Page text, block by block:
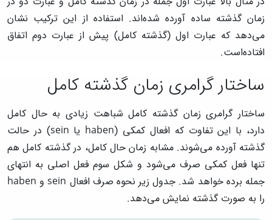
زمان گذشته ساده آورده شده‌اند. استفاده از این ترکیب نشان
می‌دهد که عبارت اول (گذشته کامل) پیش از عبارت دوم اتفاق
افتاده‌است.
ساختار گرامری زمان گذشته کامل
ساختار گرامری زمان گذشته کامل شباهت زیادی به حال کامل
دارد، با این تفاوت که افعال کمکی (haben یا sein) در حالت
گذشته آورده می‌شوند. مشابه زمان حال کامل، در گذشته کامل هم
تنها فعل کمکی صرف می‌شود و شکل سوم فعل اصلی به انتهای
جمله برده خواهد شد. جدول زیر نحوه صرف افعال sein و haben
را به صورت گذشته نمایش می‌دهد.